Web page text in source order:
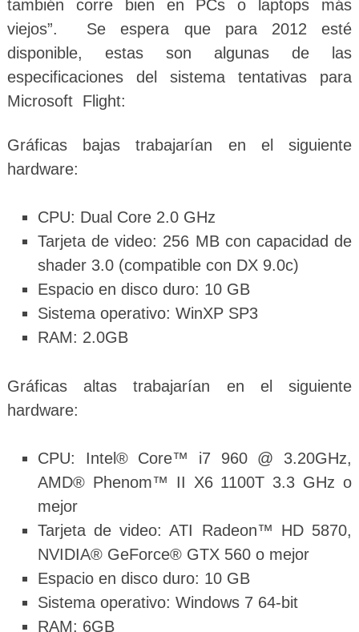
también corre bien en PCs o laptops más
viejos”. Se espera que para 2012 esté
disponible, estas son algunas de las
especificaciones del sistema tentativas para
Microsoft Flight:
Gráficas bajas trabajarían en el siguiente
hardware:
CPU: Dual Core 2.0 GHz
Tarjeta de video: 256 MB con capacidad de
shader 3.0 (compatible con DX 9.0c)
Espacio en disco duro: 10 GB
Sistema operativo: WinXP SP3
RAM: 2.0GB
Gráficas altas trabajarían en el siguiente
hardware:
CPU: Intel® Core™ i7 960 @ 3.20GHz,
AMD® Phenom™ II X6 1100T 3.3 GHz o
mejor
Tarjeta de video: ATI Radeon™ HD 5870,
NVIDIA® GeForce® GTX 560 o mejor
Espacio en disco duro: 10 GB
Sistema operativo: Windows 7 64-bit
RAM: 6GB